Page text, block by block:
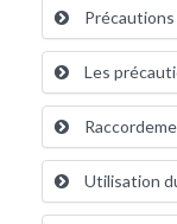
Les
Utilisation